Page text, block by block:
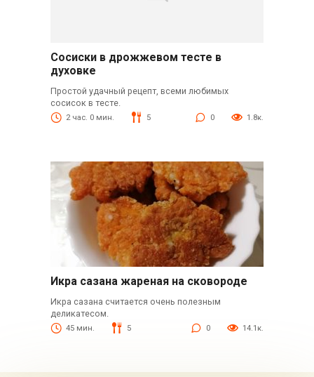
Сосиски в дрожжевом тесте в
духовке
Простой удачный рецепт, всеми любимых
сосисок в тесте.
2 час. 0 мин. 5 0 1.8к.
Икра сазана жареная на сковороде
Икра сазана считается очень полезным
деликатесом.
45 мин. 5 0 14.1к.